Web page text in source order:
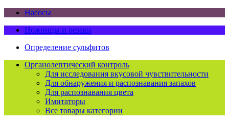
Насосы
Ножницы и резаки
Определение сульфитов
Органолептический контроль
Для исследования вкусовой чувствительности
Для обнаружения и распознавания запахов
Для распознавания цвета
Имитаторы
Все товары категории